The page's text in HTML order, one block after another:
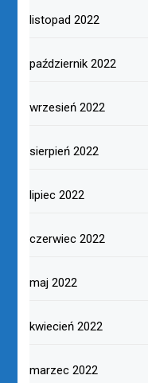
listopad 2022
październik 2022
wrzesień 2022
sierpień 2022
lipiec 2022
czerwiec 2022
maj 2022
kwiecień 2022
marzec 2022